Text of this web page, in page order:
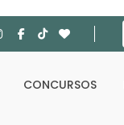
CONCURSOS